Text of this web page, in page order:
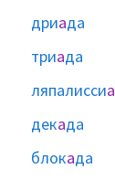
дриада
триада
ляпалиссиа
декада
блокада